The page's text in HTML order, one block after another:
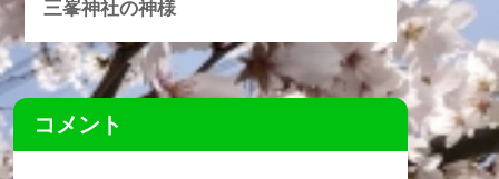
三峯神社の神様
コメント